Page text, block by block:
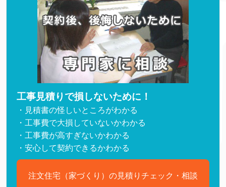
工事見積りで損しないために！
・見積書の怪しいところがわかる
・工事費で大損していないかわかる
・工事費が高すぎないかわかる
・安心して契約できるかわかる
注文住宅（家づくり）の見積りチェック・相談